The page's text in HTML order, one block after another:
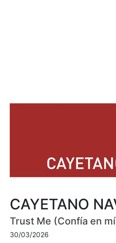
CAYETANO
Trust Me (Confía en
30/03/2026